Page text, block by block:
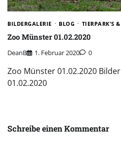
BILDERGALERIE BLOG TIERPARK'S
Zoo Münster 01.02.2020
DeanB 1. Februar 2020 0
Zoo Münster 01.02.2020
01.02.2020
Schreibe einen Kommentar